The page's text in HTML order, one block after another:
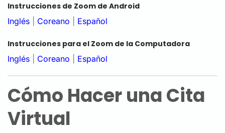
Instrucciones de Zoom de Android
Inglés
Coreano Español
Instrucciones para el Zoom de la Computadora
Inglés
Coreano Español
Cómo Hacer una Cita
Virtual